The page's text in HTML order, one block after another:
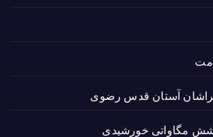
فراشان آستان قدس رضوی
شش مگاواتی خورشیدی